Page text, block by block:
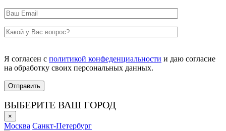
Я согласен с политикой конфеденциальности и даю согласие
на обработку своих персональных данных.
ВЫБЕРИТЕ ВАШ ГОРОД
×
Москва Санкт-Петербург